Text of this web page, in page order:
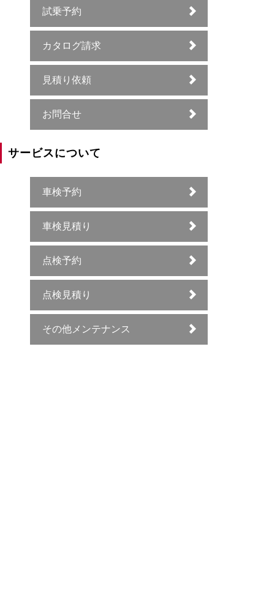
試乗予約
カタログ請求
見積り依頼
お問合せ
サービスについて
車検予約
車検見積り
点検予約
点検見積り
その他メンテナンス